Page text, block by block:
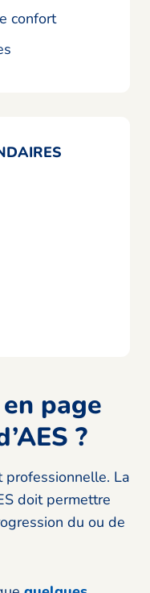
confort
page
?
professionnelle. La
doit permettre
du ou de